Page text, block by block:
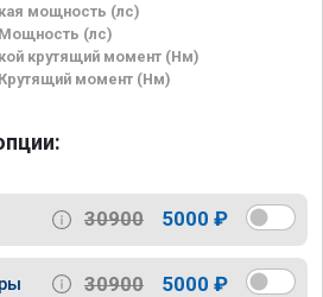
мощность (лс)
(лс)
крутящий момент (Нм)
момент (Нм)
30900 5000 ₽
30900 5000 ₽